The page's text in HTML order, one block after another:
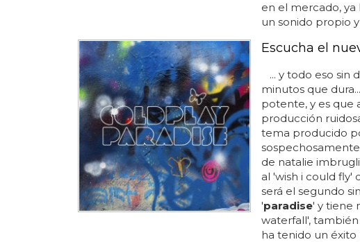
en el mercado,
un sonido propio
Escucha el
... y todo eso sin
minutos que
potente, y es que
producción
tema producido
de natalie
al 'wish i could
será el segundo
'paradise' y tiene
waterfall',
ha tenido un